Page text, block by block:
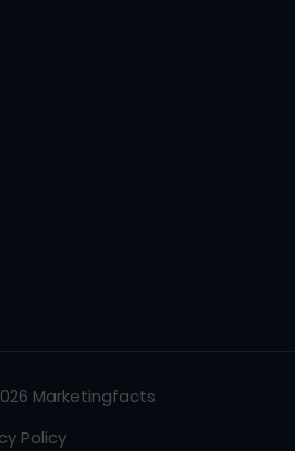
Marketingfacts
Policy